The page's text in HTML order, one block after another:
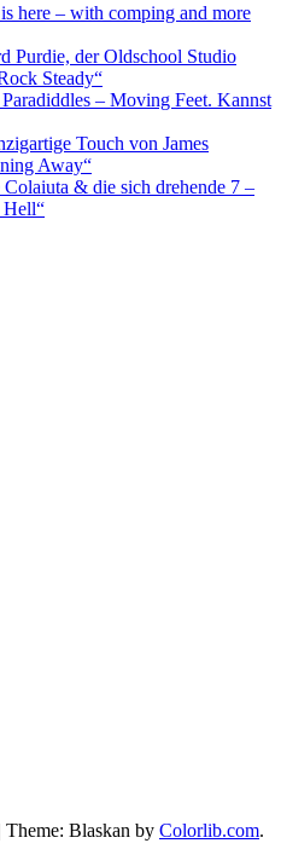
here – with comping and more
Purdie, der Oldschool Studio
Steady“
– Moving Feet. Kannst
Touch von James
Away“
& die sich drehende 7 –
Hell“
Theme: Blaskan by Colorlib.com.